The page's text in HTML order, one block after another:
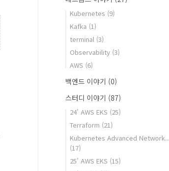
Kubernetes (9)
Kafka (1)
terminal (3)
Observability (3)
AWS (6)
백엔드 이야기 (0)
스터디 이야기 (87)
24' AWS EKS (25)
Terraform (21)
Kubernetes Advanced Network..
(17)
25' AWS EKS (15)